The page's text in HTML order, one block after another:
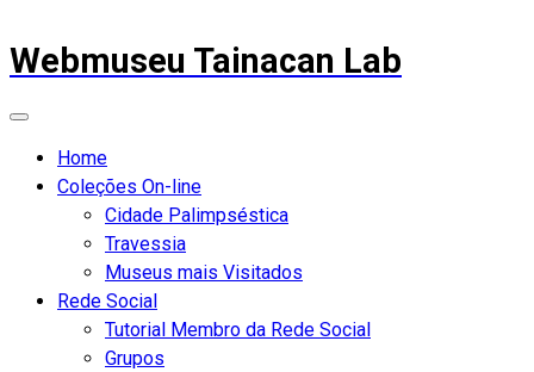
Webmuseu Tainacan Lab
Home
Coleções On-line
Cidade Palimpséstica
Travessia
Museus mais Visitados
Rede Social
Tutorial Membro da Rede Social
Grupos